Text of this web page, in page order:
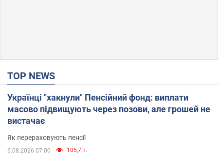
TOP NEWS
Українці "хакнули" Пенсійний фонд: виплати
масово підвищують через позови, але грошей не
вистачає
Як перераховують пенсії
6.08.2026 07:00 105,7 т.